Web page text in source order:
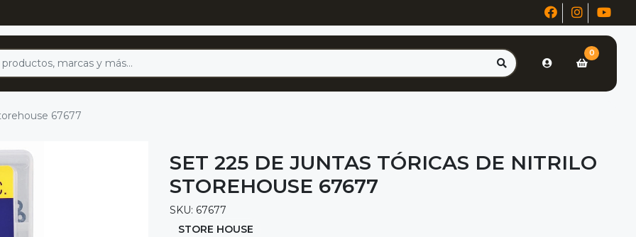
0
67677
SET 225 DE JUNTAS TÓRICAS DE NITRILO
STOREHOUSE 67677
SKU: 67677
STORE HOUSE